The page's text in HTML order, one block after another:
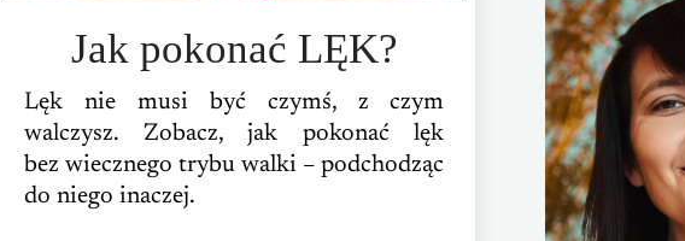
Jak pokonać LĘK?
Lęk nie musi być czymś, z czym
walczysz. Zobacz, jak pokonać lęk
bez wiecznego trybu walki – podchodząc
do niego inaczej.